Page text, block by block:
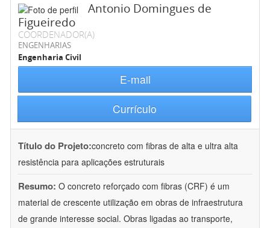
Antonio Domingues de
Figueiredo
COORDENADOR(A)
ENGENHARIAS
Engenharia Civil
E-mail
Currículo
Título do Projeto:concreto com fibras de alta e ultra alta
resistência para aplicações estruturais
Resumo: O concreto reforçado com fibras (CRF) é um
material de crescente utilização em obras de infraestrutura
de grande interesse social. Obras ligadas ao transporte,